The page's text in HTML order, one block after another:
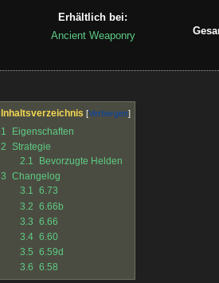
Erhältlich bei:
Ancient Weaponry
Inhaltsverzeichnis
1
Eigenschaften
2 Strategie
2.1
Bevorzugte Helden
3 Changelog
3.1 6.73
3.2 6.66b
3.3 6.66
3.4 6.60
3.5 6.59d
3.6 6.58